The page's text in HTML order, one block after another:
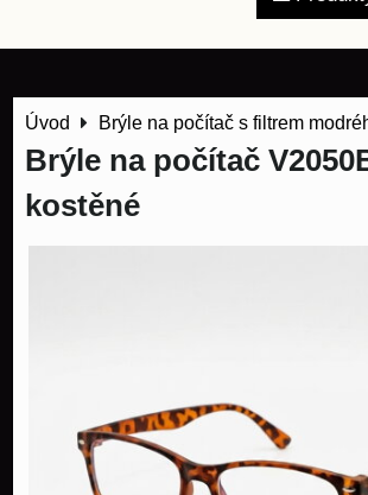
Úvod Brýle na počítač s filtrem
Brýle na počítač
kostěné